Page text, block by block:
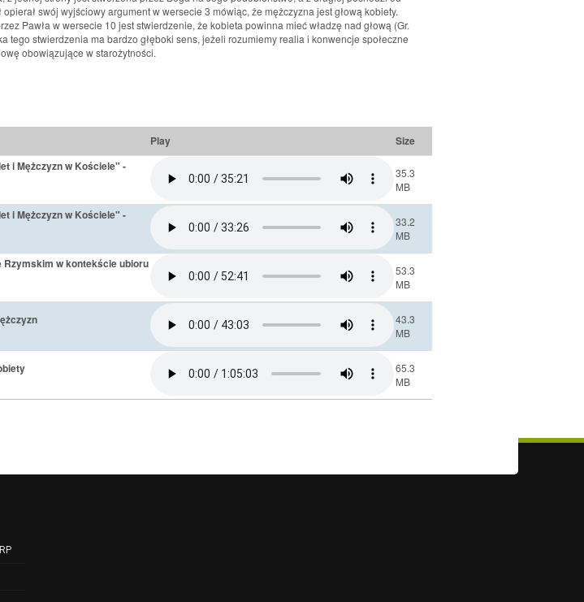
swój wyjściowy argument w wersecie 3 mówiąc, że mężczyzna jest głową kobiety.
Pawła w wersecie 10 jest stwierdzenie, że kobieta powinna mieć władzę nad głową (Gr.
tego stwierdzenia ma bardzo głęboki sens, jeżeli rozumiemy realia i konwencje społeczne
obowiązujące w starożytności.
Play
Size
i Mężczyzn w Kościele" -
35.3
MB
i Mężczyzn w Kościele" -
33.2
MB
Rzymskim w kontekście ubioru
53.3
MB
43.3
MB
65.3
MB